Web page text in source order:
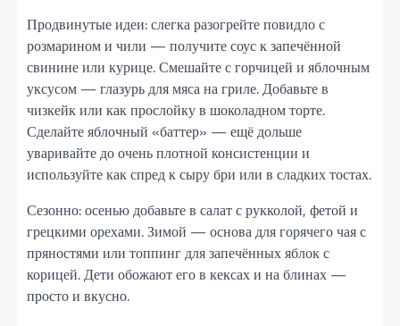
Продвинутые идеи: слегка разогрейте повидло с
розмарином и чили — получите соус к запечённой
свинине или курице. Смешайте с горчицей и яблочным
уксусом — глазурь для мяса на гриле. Добавьте в
чизкейк или как прослойку в шоколадном торте.
Сделайте яблочный «баттер» — ещё дольше
уваривайте до очень плотной консистенции и
используйте как спред к сыру бри или в сладких тостах.
Сезонно: осенью добавьте в салат с рукколой, фетой и
грецкими орехами. Зимой — основа для горячего чая с
пряностями или топпинг для запечённых яблок с
корицей. Дети обожают его в кексах и на блинах —
просто и вкусно.